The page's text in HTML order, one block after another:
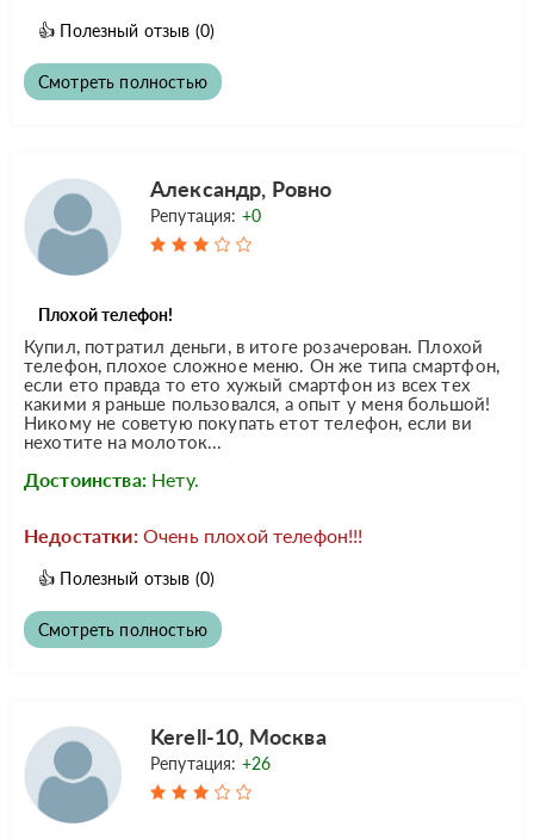
👍 Полезный отзыв (0)
Смотреть полностью
Александр, Ровно
Репутация: +0
Плохой телефон!
Купил, потратил деньги, в итоге розачерован. Плохой
телефон, плохое сложное меню. Он же типа смартфон,
если ето правда то ето хужый смартфон из всех тех
какими я раньше пользовался, а опыт у меня большой!
Никому не советую покупать етот телефон, если ви
нехотите на молоток...
Достоинства: Нету.
Недостатки: Очень плохой телефон!!!
👍 Полезный отзыв (0)
Смотреть полностью
Kerell-10, Москва
Репутация: +26